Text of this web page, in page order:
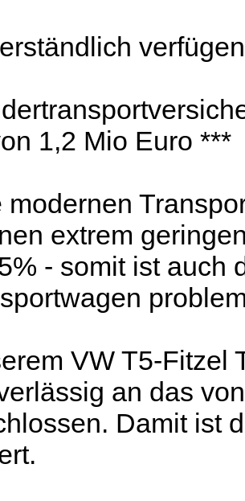
1,2 Mio Euro ***
modernen
extrem
- somit ist auch
VW T5-Fitzel
an das
Damit ist